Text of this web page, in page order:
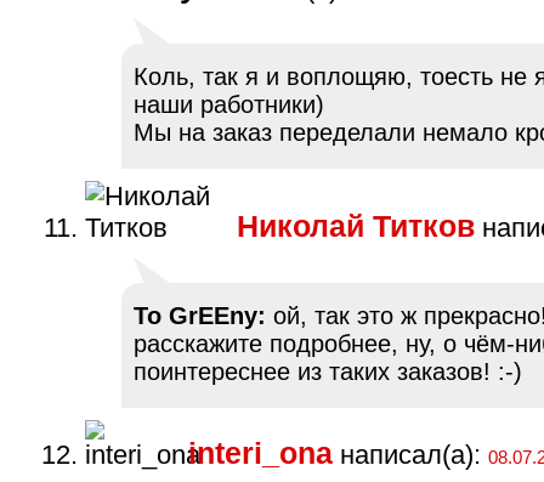
Коль, так я и воплощяю, тоесть не
наши работники)
Мы на заказ переделали немало
Николай Титков
To GrEEny: ой, так это ж
расскажите подробнее, ну, о чём-
поинтереснее из таких заказов! :-)
interi_ona написал(а):